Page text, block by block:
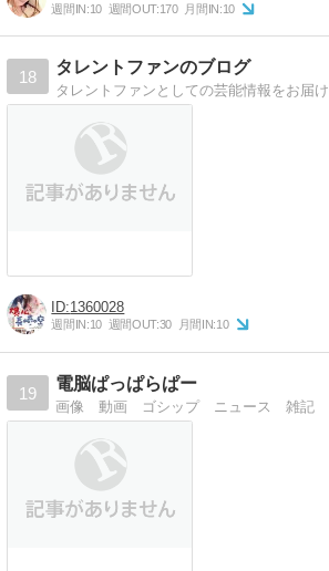
週間IN:10 週間OUT:170 月間IN:10
18
タレントファンのブログ
タレントファンとしての芸能情報をお届け
1360028
週間IN:10 週間OUT:30 月間IN:10
19
電脳ぱっぱらぱー
画像 動画 ゴシップ ニュース 雑記